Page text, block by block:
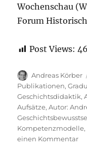
Wochenschau
Forum
Post Views: 46
Autor
Andreas Körber
Publikationen,
Geschichtsdidaktik,
Aufsätze,Autor:
Kompetenzmodelle,
einen Kommentarzu